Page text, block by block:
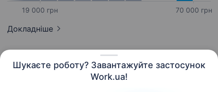
Шукаєте роботу? Завантажуйте застосунок
Work.ua!
19 000 грн 70 000 грн
Докладніше